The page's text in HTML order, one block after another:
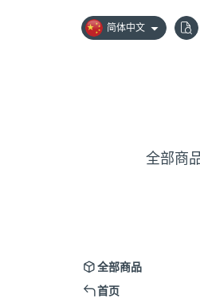
简体中文
全部商
全部商品
首页